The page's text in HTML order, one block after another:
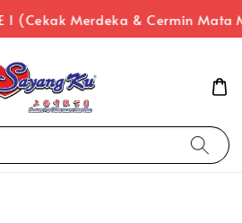
1 (Cekak Merdeka & Cermin Mata